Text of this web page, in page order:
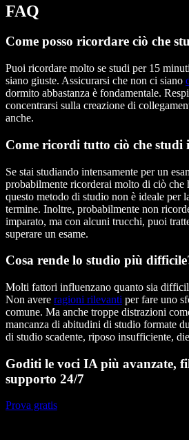
FAQ
Come posso ricordare ciò che
Puoi ricordare molto se studi per 15
siano giuste. Assicurarsi che non ci siano
dormito abbastanza è fondamentale.
concentrarsi sulla creazione di
anche.
Come ricordi tutto ciò che studi
Se stai studiando intensamente per un
probabilmente ricorderai molto di ciò che
questo metodo di studio non è ideale per
termine. Inoltre, probabilmente non
imparato, ma con alcuni trucchi, puoi
superare un esame.
Cosa rende lo studio più
Molti fattori influenzano quanto sia
Non avere ragioni rilevanti per fare uno
comune. Ma anche troppe distrazioni
mancanza di abitudini di studio formate
di studio scadente, riposo insufficiente,
Goditi le voci IA più avanzate,
supporto 24/7
Prova gratis